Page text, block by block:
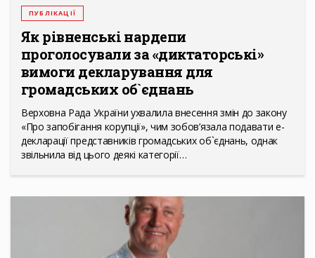
ПУБЛІКАЦІЇ
Як рівненські нардепи
проголосували за «диктаторські»
вимоги декларування для
громадських об`єднань
Верховна Рада України ухвалила внесення змін до закону
«Про запобігання корупції», чим зобов’язала подавати е-
декларації представників громадських об`єднань, однак
звільнила від цього деякі категорії…